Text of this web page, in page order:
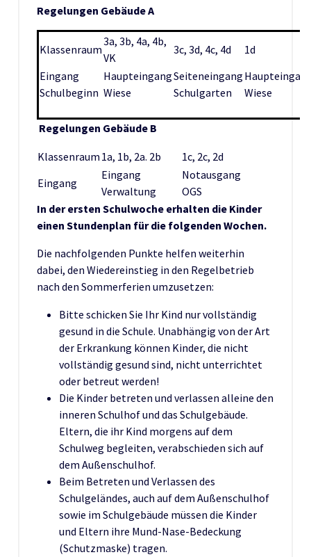
Regelungen Gebäude A
Klassenraum
3a, 3b, 4a, 4b,
VK
3c, 3d, 4c, 4d
1d
Eingang
Schulbeginn
Haupteingang
Wiese
Seiteneingang
Schulgarten
Wiese
Regelungen Gebäude B
Klassenraum 1a, 1b, 2a. 2b
1c, 2c, 2d
Eingang
Eingang
Verwaltung
Notausgang
OGS
In der ersten Schulwoche erhalten die Kinder
einen Stundenplan für die folgenden Wochen.
Die nachfolgenden Punkte helfen weiterhin
dabei, den Wiedereinstieg in den Regelbetrieb
nach den Sommerferien umzusetzen:
Bitte schicken Sie Ihr Kind nur vollständig
gesund in die Schule. Unabhängig von der Art
der Erkrankung können Kinder, die nicht
vollständig gesund sind, nicht unterrichtet
oder betreut werden!
Die Kinder betreten und verlassen alleine den
inneren Schulhof und das Schulgebäude.
Eltern, die ihr Kind morgens auf dem
Schulweg begleiten, verabschieden sich auf
dem Außenschulhof.
Beim Betreten und Verlassen des
Schulgeländes, auch auf dem Außenschulhof
sowie im Schulgebäude müssen die Kinder
und Eltern ihre Mund-Nase-Bedeckung
(Schutzmaske) tragen.